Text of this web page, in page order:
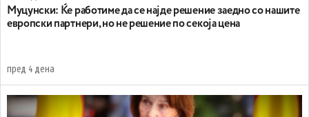
Муцунски: Ќе работиме да се најде решение заедно со нашите
европски партнери, но не решение по секоја цена
пред 4 дена